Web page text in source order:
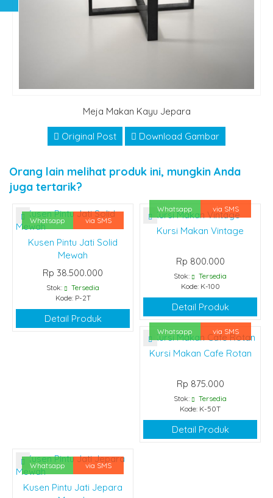
Meja Makan Kayu Jepara
Original Post Download Gambar
Orang lain melihat produk ini, mungkin Anda
juga tertarik?
Whatsapp via SMS
Kusen Pintu Jati Solid
Mewah
Rp 38.500.000
Stok:
Tersedia
Kode: P-2T
Detail Produk
Whatsapp via SMS
Kursi Makan Vintage
Rp 800.000
Stok:
Tersedia
Kode: K-100
Detail Produk
Whatsapp via SMS
Kursi Makan Cafe Rotan
Rp 875.000
Stok:
Tersedia
Kode: K-50T
Detail Produk
Whatsapp via SMS
Kusen Pintu Jati Jepara